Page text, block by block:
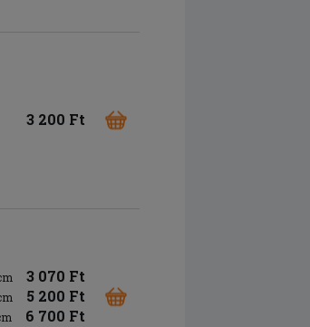
3 200 Ft
3 070 Ft
5 200 Ft
6 700 Ft